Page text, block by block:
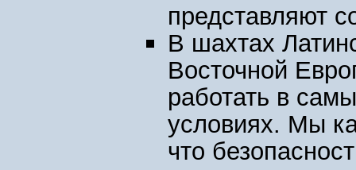
представляют
В шахтах
Восточной
работать в
условиях. Мы
что